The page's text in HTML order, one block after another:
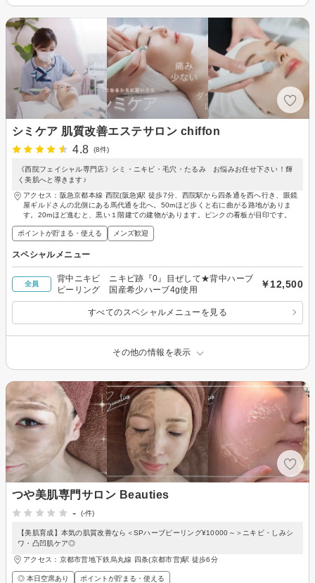
シミケア 肌質改善エステサロン chiffon
4.8
(8件)
《西院フェイシャル専門店》シミ・ニキビ・毛穴・たるみ お悩みお任せ下さい！輝
く美肌へと導きます♪
アクセス：阪急京都本線 西院(阪急)駅 徒歩7分、西院駅から四条通を西へ行き、眼鏡
屋ギルドさんの北側にある馬代通を北へ。50mほど歩くと右に曲がる路地がありま
す。20mほど進むと、黒い１階建ての建物があります。ピンクの看板が目印です。
ポイントが貯まる・使える メンズ歓迎
スペシャルメニュー
全員
背中ニキビ ニキビ跡『0』目ぜして★背中ハーブ
ピーリング 国産希少ハーブ4g使用
￥12,500
すべてのスペシャルメニューを見る
その他の情報を表示
つや美肌専門サロン Beauties
-
(-件)
【美肌育成】本気の肌質改善なら＜SPハーブピーリング¥10000～＞ニキビ・しみシ
ワ・凸凹肌ケア◎
アクセス：京都市営地下鉄烏丸線 四条(京都市営)駅 徒歩6分
◎ 本日空席あり ポイントが貯まる・使える